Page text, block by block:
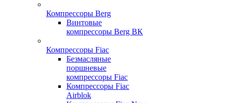
Компрессоры Berg
Винтовые
компрессоры Berg ВК
Компрессоры Fiac
Безмасляные
поршневые
компрессоры Fiac
Компрессоры Fiac
Airblok